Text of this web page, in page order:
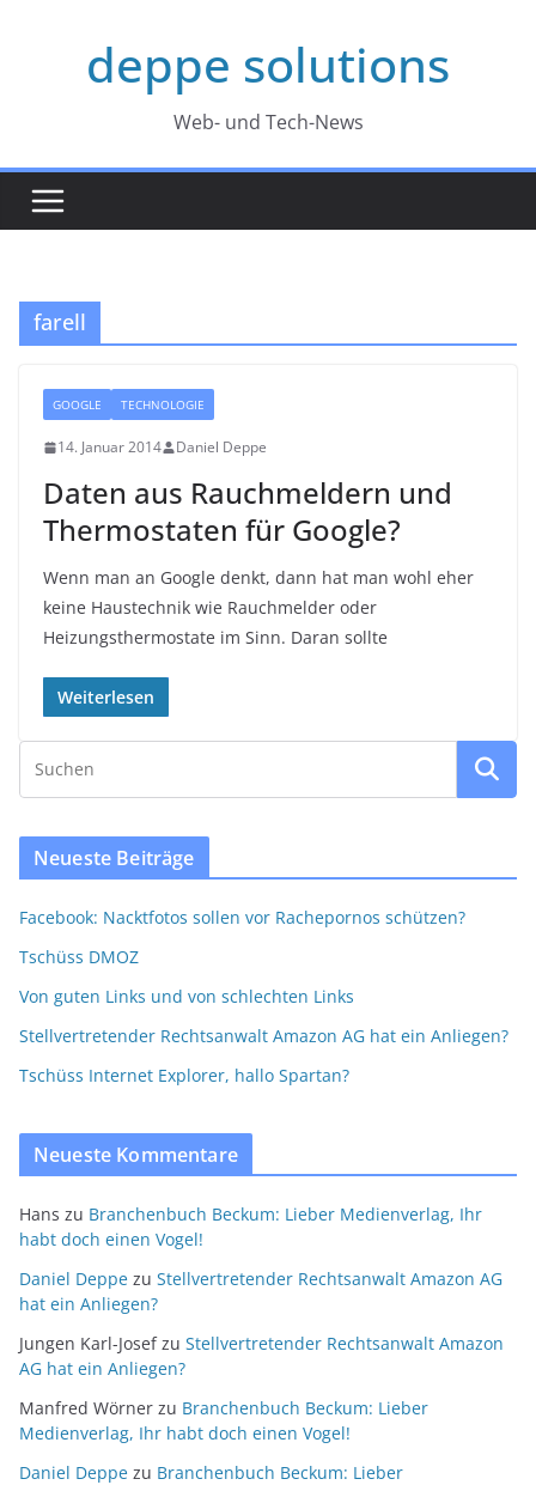
deppe solutions
Web- und Tech-News
farell
GOOGLE TECHNOLOGIE
14. Januar 2014 Daniel Deppe
Daten aus Rauchmeldern und
Thermostaten für Google?
Wenn man an Google denkt, dann hat man wohl eher
keine Haustechnik wie Rauchmelder oder
Heizungsthermostate im Sinn. Daran sollte
Weiterlesen
Neueste Beiträge
Facebook: Nacktfotos sollen vor Rachepornos schützen?
Tschüss DMOZ
Von guten Links und von schlechten Links
Stellvertretender Rechtsanwalt Amazon AG hat ein Anliegen?
Tschüss Internet Explorer, hallo Spartan?
Neueste Kommentare
Hans zu Branchenbuch Beckum: Lieber Medienverlag, Ihr
habt doch einen Vogel!
Daniel Deppe zu Stellvertretender Rechtsanwalt Amazon AG
hat ein Anliegen?
Jungen Karl-Josefzu Stellvertretender Rechtsanwalt Amazon
AG hat ein Anliegen?
Manfred Wörner zu Branchenbuch Beckum: Lieber
Medienverlag, Ihr habt doch einen Vogel!
Daniel Deppe zu Branchenbuch Beckum: Lieber